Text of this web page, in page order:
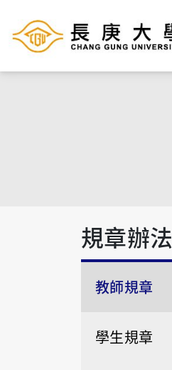
規章辦法
教師規章
學生規章